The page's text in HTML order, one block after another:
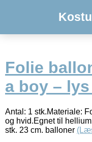
Folie
a boy –
Antal: 1 stk.Materiale:
og hvid.Egnet til
stk. 23 cm. balloner